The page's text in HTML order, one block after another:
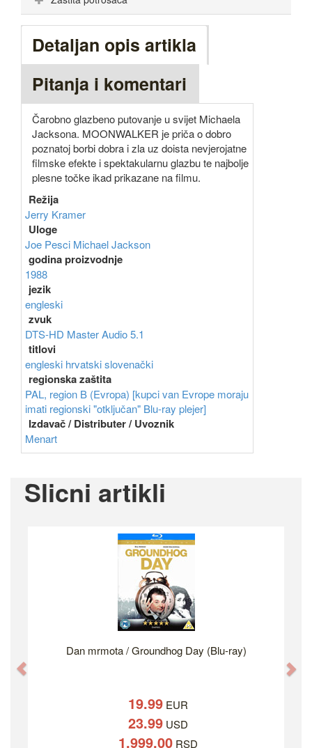
Detaljan opis artikla
Pitanja i komentari
Čarobno glazbeno putovanje u svijet Michaela
Jacksona. MOONWALKER je priča o dobro
poznatoj borbi dobra i zla uz doista nevjerojatne
filmske efekte i spektakularnu glazbu te najbolje
plesne točke ikad prikazane na filmu.
Režija
Jerry Kramer
Uloge
Joe Pesci Michael Jackson
godina proizvodnje
1988
jezik
engleski
zvuk
DTS-HD Master Audio 5.1
titlovi
engleski hrvatskislovenački
regionska zaštita
PAL, region B (Evropa) [kupci van Evrope moraju
imati regionski "otključan" Blu-ray plejer]
Izdavač / Distributer / Uvoznik
Menart
Slicni artikli
Dan mrmota / Groundhog Day (Blu-ray)
19.99EUR
23.99USD
1,999.00RSD